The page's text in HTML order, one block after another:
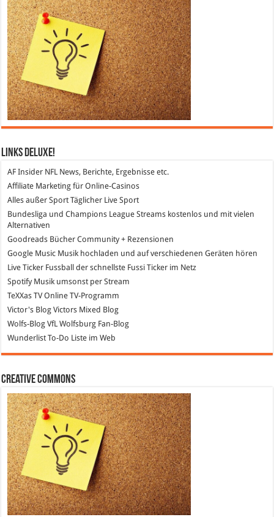
Links DeLuXe!
AF Insider NFL News, Berichte, Ergebnisse etc.
Affiliate Marketing für Online-Casinos
Alles außer Sport Täglicher Live Sport
Bundesliga und Champions League Streams kostenlos und mit vielen
Alternativen
Goodreads Bücher Community + Rezensionen
Google Music Musik hochladen und auf verschiedenen Geräten hören
Live Ticker Fussball der schnellste Fussi Ticker im Netz
SpotifyMusik umsonst per Stream
TeXXas TVOnline TV-Programm
Victor's Blog Victors Mixed Blog
Wolfs-Blog VfL Wolfsburg Fan-Blog
Wunderlist To-Do Liste im Web
Creative Commons